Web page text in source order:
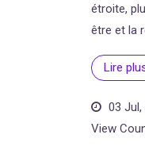
étroite,
être et la
Lire
03
View